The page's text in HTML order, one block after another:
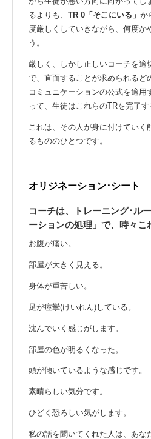
るよりも、 TR 0「そこにいる」 か
度厳しくしていきながら、何度か
う。
厳しく、しかし正しいコーチを適
で、直面することが求められるど
コミュニケーションの公式を適用
って、生徒はこれらのTRを完了す
これは、その人が身に付けていく
るもののひとつです。
オリジネーション･シート
コーチは、トレーニング･ル
ーションの処理」 で、時々こ
お腹が痛い。
部屋が大きく見える。
身体が重苦しい。
足が痙攣(けいれん)している。
沈んでいく感じがします。
部屋の色が明るくなった。
頭が傾いているような感じです。
素晴らしい気分です。
ひどく恐ろしい気がします。
私の話を聞いてくれた人は、あな